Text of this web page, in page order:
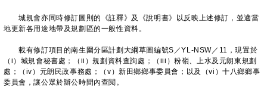
城規會亦同時修訂圖則的《註釋》及《說明書》以反映上述修訂，並適當
地更新各用途地帶及規劃區的一般性資料。
載有修訂項目的南生圍分區計劃大綱草圖編號S／YL-NSW／11，現置於
（i）城規會秘書處；（ii）規劃資料查詢處；（iii）粉嶺、上水及元朗東規劃
處；（iv）元朗民政事務處；（v）新田鄉鄉事委員會；以及（vi）十八鄉鄉事
委員會，讓公眾於辦公時間內查閱。